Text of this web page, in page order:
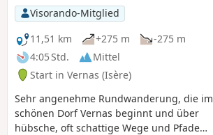
Visorando-Mitglied
11,51 km
+275 m
-275 m
4:05 Std.
Mittel
Start in Vernas (Isère)
Sehr angenehme Rundwanderung, die im
schönen Dorf Vernas beginnt und über
hübsche, oft schattige Wege und Pfade